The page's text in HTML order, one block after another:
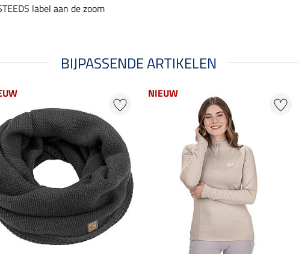
label aan de zoom
BIJPASSENDE ARTIKELEN
NIEUW